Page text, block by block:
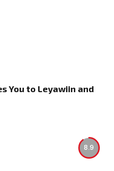
You to Leyawiin and
8.9